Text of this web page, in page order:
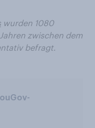
wurden 1080
zwischen dem
befragt.